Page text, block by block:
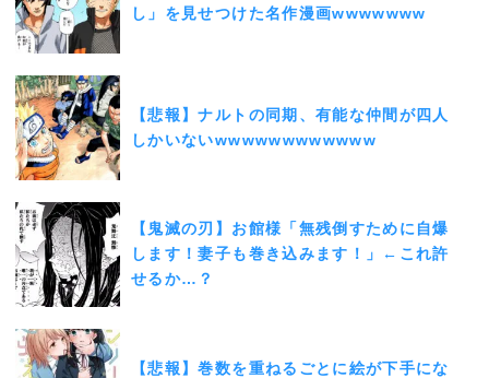
し」を見せつけた名作漫画wwwwwww
【悲報】ナルトの同期、有能な仲間が四人
しかいないwwwwwwwwwwww
【鬼滅の刃】お館様「無残倒すために自爆
します！妻子も巻き込みます！」←これ許
せるか…？
【悲報】巻数を重ねるごとに絵が下手にな